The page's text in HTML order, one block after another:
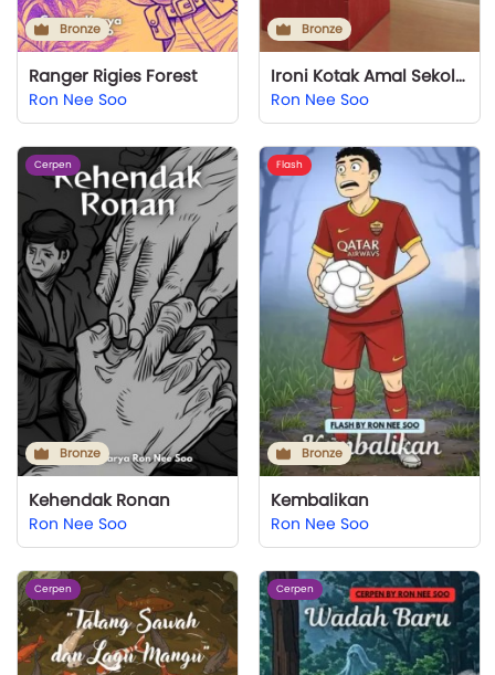
Bronze
Ranger Rigies Forest
Ron Nee Soo
Bronze
Ironi Kotak Amal Sekolah
Ron Nee Soo
Cerpen
Bronze
Kehendak Ronan
Ron Nee Soo
Flash
Bronze
Kembalikan
Ron Nee Soo
Cerpen Cerpen